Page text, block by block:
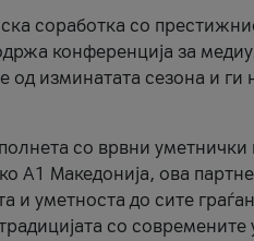
соработка со
конференција за
изминатата сезона и ги
со врвни
A1 Македонија, ова
и уметноста до сите
со